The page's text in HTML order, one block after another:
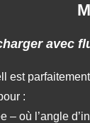
avec
:
où l’angle